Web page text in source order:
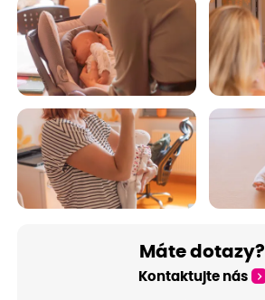
Máte dotazy?
Kontaktujte nás